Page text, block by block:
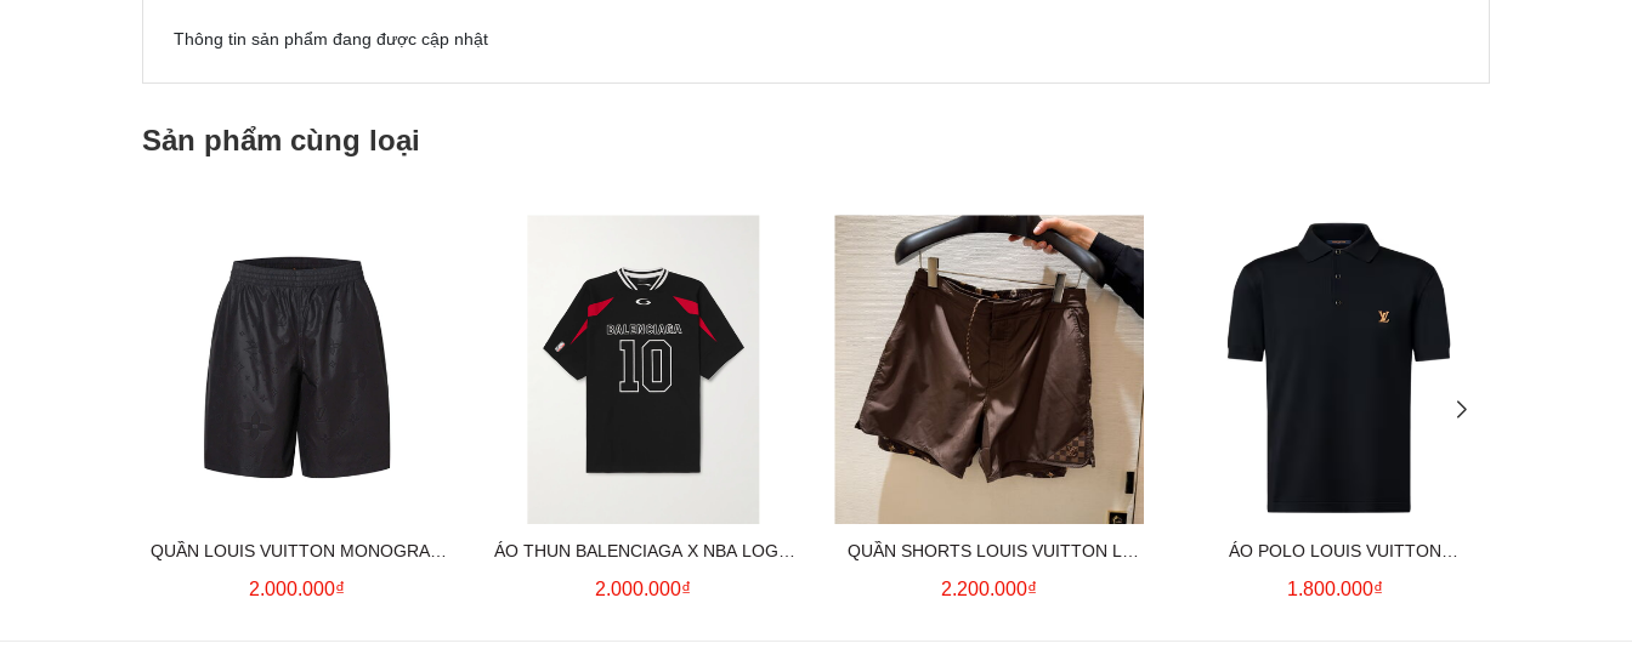
Thông tin sản phẩm đang được cập nhật
Sản phẩm cùng loại
QUẦN LOUIS VUITTON MONOGRAM
MOIRE JACQUARD SILK SHORTS IN
2.000.000₫
ÁO THUN BALENCIAGA X NBA LOGO
COTTON JERSEY T-SHIRT
2.000.000₫
QUẦN SHORTS LOUIS VUITTON LV
MONOGRAM SWIMWEAR (BROWN)
2.200.000₫
ÁO POLO LOUIS VUITTON
SIGNATURE LOGO (BLACK)
1.800.000₫